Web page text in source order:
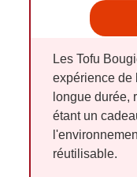
Les Tofu
expérience de
longue durée,
étant un
réutilisable.